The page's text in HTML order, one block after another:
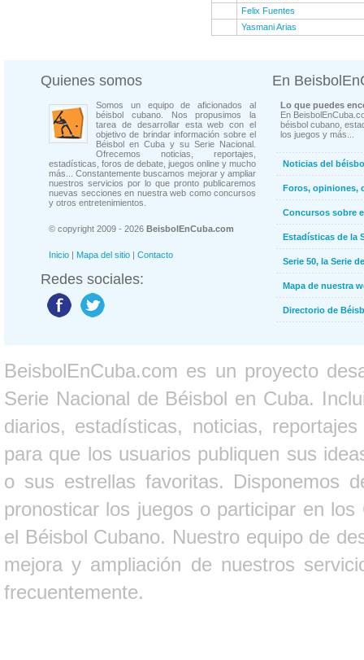
Felix Fuentes
Yasmani Arias
Quienes somos
Somos un equipo de aficionados al
béisbol cubano. Nos propusimos la
tarea de desarrollar esta web con el
objetivo de brindar información sobre el
Béisbol en Cuba y su Serie Nacional.
Ofrecemos noticias, reportajes,
estadísticas, foros de debate, juegos online y mucho
más... Constantemente buscamos mejorar y ampliar
nuestros servicios por lo que pronto publicaremos
nuevas secciones en nuestra web como concursos
y otros entretenimientos.
© copyright 2009 - 2026 BeisbolEnCuba.com
Inicio | Mapa del sitio | Contacto
Redes sociales:
En
Lo que puedes
En
béisbol cubano,
los juegos y más...
Noticias del
Foros, opiniones,
Concursos sobre
Estadísticas de la
Serie 50, la Serie
Mapa de nuestra
Directorio de
BeisbolEnCuba.com es un proyecto
Serie Nacional de Béisbol en Cuba.
diarios, estadísticas, noticias,
para que los usuarios publiquen sus
o sus estrellas favoritas. Disponemos
pronosticar los juegos o participar en
el Béisbol Cubano. Nuestro equipo de
mejora y ampliación de nuestros
frecuentemente.